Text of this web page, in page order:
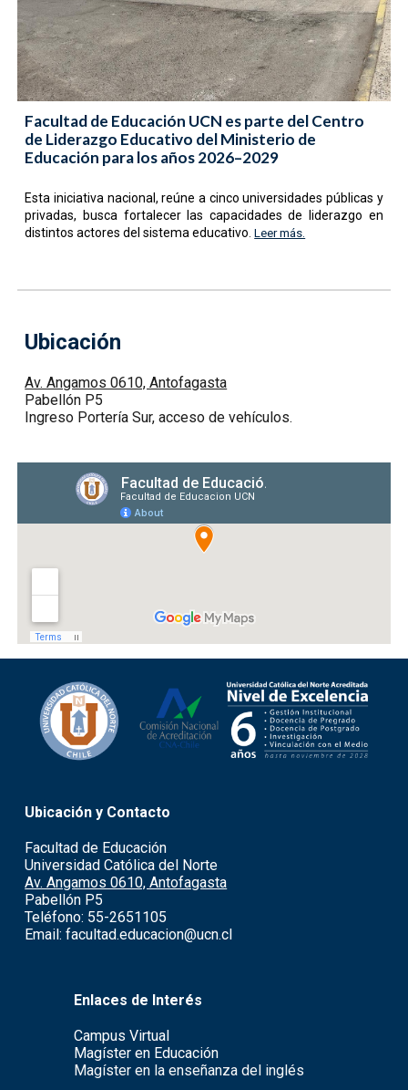
Facultad de Educación UCN es parte del Centro
de Liderazgo Educativo del Ministerio de
Educación para los años 2026–2029
Esta iniciativa nacional, reúne a cinco universidades públicas y
privadas, busca fortalecer las capacidades de liderazgo en
distintos actores del sistema educativo .Leer más.
Ubicación
Av. Angamos 0610, Antofagasta
Pabellón P5
Ingreso Portería Sur, acceso de vehículos.
Ubicación y Contacto
Facultad de Educación
Universidad Católica del Norte
Av. Angamos 0610, Antofagasta
Pabellón P5
Teléfono: 55-2651105
Email: facultad.educacion@ucn.cl
Enlaces de Interés
Campus Virtual
Magíster en Educación
Magíster en la enseñanza del inglés